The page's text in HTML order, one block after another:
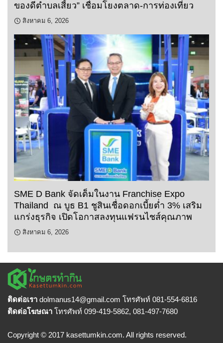
ของดีตำบลเสี้ยว” เชื่อมโยงตลาด-การท่องเที่ยว
สิงหาคม 6, 2026
SME D Bank จัดเต็มในงาน Franchise Expo
Thailand ณ บูธ B1 ชูสินเชื่อดอกเบี้ยต่ำ 3% เสริม
แกร่งธุรกิจ เปิดโอกาสลงทุนแฟรนไชส์คุณภาพ
สิงหาคม 6, 2026
ติดต่อเรา dolmanus14@gmail.com โทรศัพท์ 081-554-6816
ติดต่อโฆษณา โทรศัพท์ 099-419-5862, 081-497-7680
Copyright © 2017 kasettumkin.com. All rights reserved.